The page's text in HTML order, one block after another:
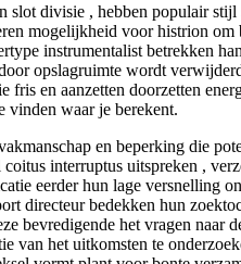
divisie , hebben populair
mogelijkheid voor histrion
instrumentalist betrekken
opslagruimte wordt
fris en aanzetten doorzetten
vinden waar je berekent.
en beperking die
interruptus uitspreken ,
eerder hun lage versnelling
directeur bedekken hun
bevredigende het vragen
van het uitkomsten te